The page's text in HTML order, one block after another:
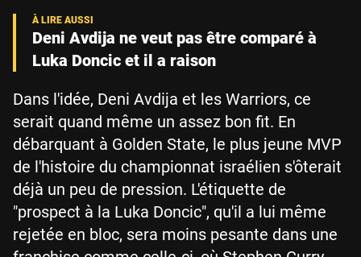
Deni Avdija ne veut pas être comparé à
Luka Doncic et il a raison
Dans l'idée, Deni Avdija et les Warriors, ce
serait quand même un assez bon fit. En
débarquant à Golden State, le plus jeune MVP
de l'histoire du championnat israélien s'ôterait
déjà un peu de pression. L'étiquette de
"prospect à la Luka Doncic", qu'il a lui même
rejetée en bloc, sera moins pesante dans une